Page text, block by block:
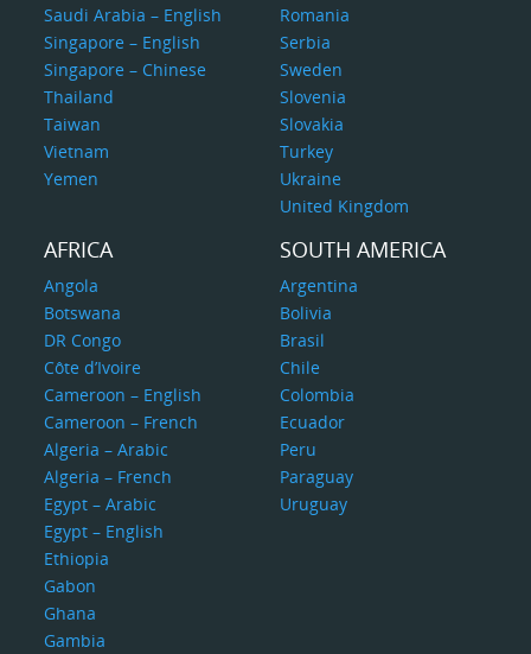
Saudi Arabia – English
Singapore – English
Singapore – Chinese
Thailand
Taiwan
Vietnam
Yemen
Romania
Serbia
Sweden
Slovenia
Slovakia
Turkey
Ukraine
United Kingdom
AFRICA
Angola
Botswana
DR Congo
Côte d’Ivoire
Cameroon – English
Cameroon – French
Algeria – Arabic
Algeria – French
Egypt – Arabic
Egypt – English
Ethiopia
Gabon
Ghana
Gambia
SOUTH AMERICA
Argentina
Bolivia
Brasil
Chile
Colombia
Ecuador
Peru
Paraguay
Uruguay